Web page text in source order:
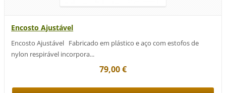
Encosto Ajustável
Encosto Ajustável Fabricado em plástico e aço com estofos de
nylon respirável incorpora...
79,00 €